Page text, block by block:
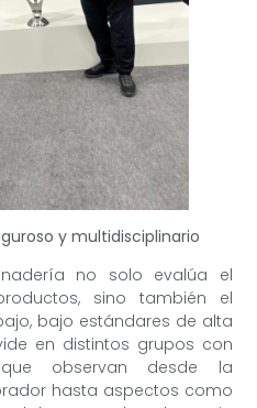
y multidisciplinario
no solo evalúa el
sino también el
bajo estándares de alta
en distintos grupos con
que observan desde la
hasta aspectos como